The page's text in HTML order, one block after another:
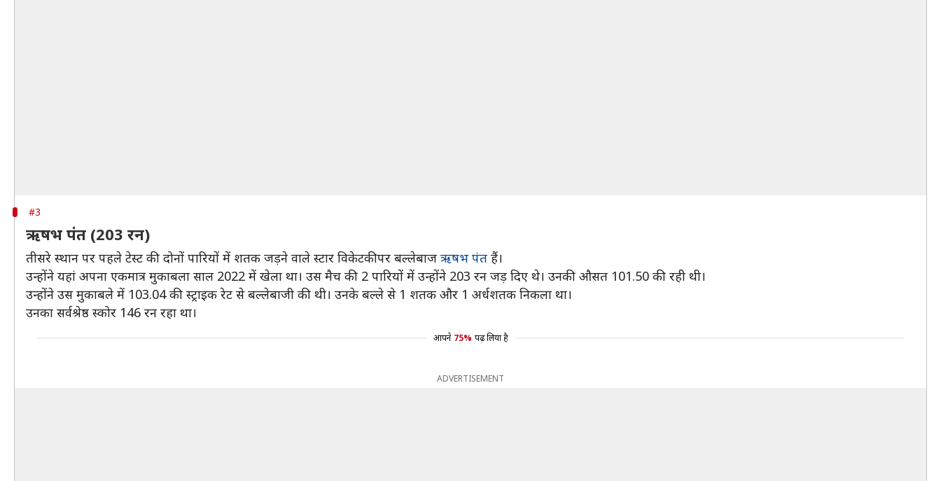
#3
ऋषभ पंत (203 रन)
तीसरे स्थान पर पहले टेस्ट की दोनों पारियों में शतक जड़ने वाले स्टार विकेटकीपर बल्लेबाज ऋषभ पंत हैं।
उन्होंने यहां अपना एकमात्र मुकाबला साल 2022 में खेला था। उस मैच की 2 पारियों में उन्होंने 203 रन जड़ दिए थे। उनकी औसत 101.50 की रही थी।
उन्होंने उस मुकाबले में 103.04 की स्ट्राइक रेट से बल्लेबाजी की थी। उनके बल्ले से 1 शतक और 1 अर्धशतक निकला था।
उनका सर्वश्रेष्ठ स्कोर 146 रन रहा था।
आपने 75% पढ़ लिया है
ADVERTISEMENT